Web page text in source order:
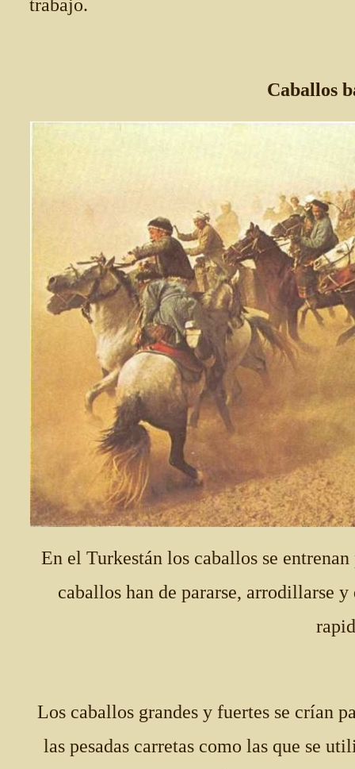
trabajo.
Caballos
En el Turkestán los caballos se
caballos han de pararse, arrodillarse
Los caballos grandes y fuertes se crían
las pesadas carretas como las que se